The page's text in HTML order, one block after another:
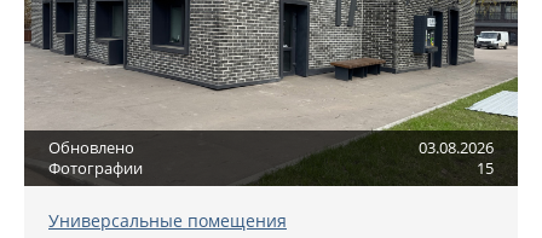
Обновлено
03.08.2026
Фотографии
15
Универсальные помещения